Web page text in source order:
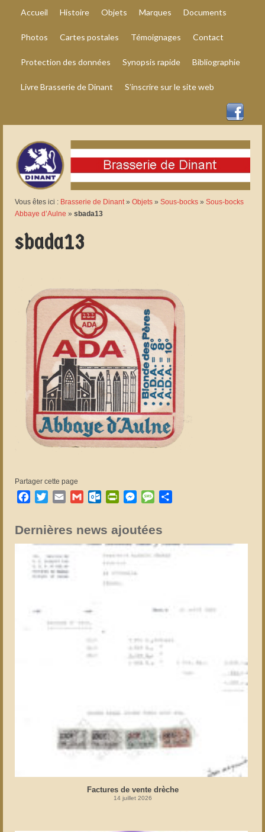
Accueil Histoire Objets Marques Documents
Photos Cartes postales Témoignages Contact
Protection des données Synopsis rapide Bibliographie
Livre Brasserie de Dinant S’inscrire sur le site web
Vous êtes ici : Brasserie de Dinant» Objets » Sous-bocks » Sous-bocks
Abbaye d’Aulne » sbada13
sbada13
Partager cette page
Facebook
TwitterEmail GmailOutlook.com
PrintFriendly
Messenger
Message
Dernières news ajoutées
Factures de vente drèche
14 juillet 2026